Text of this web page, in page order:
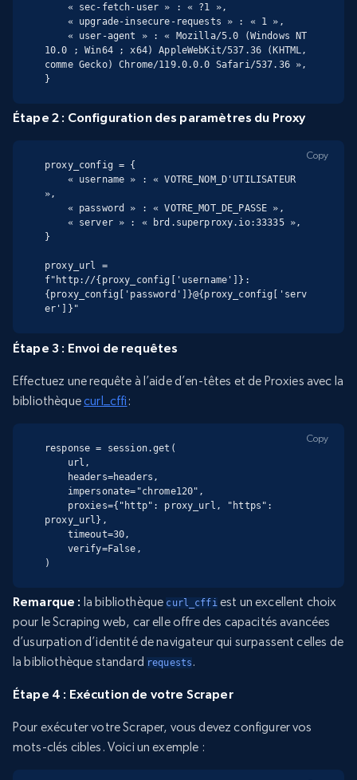
10.0 ; Win64 ; x64) AppleWebKit/537.36 (KHTML,
comme Gecko) Chrome/119.0.0.0 Safari/537.36 »,
}
Étape 2 : Configuration des paramètres du Proxy
proxy_config = {
»,
}
proxy_url =
f"http://{proxy_config['username']}:
{proxy_config['password']}@{proxy_config['serv
er']}"
Copy
Étape 3 : Envoi de requêtes
Effectuez une requête à l’aide d’en-têtes et de Proxies avec la
bibliothèquecurl_cffi :
response = session.get(
proxy_url},
)
Copy
Remarque : la bibliothèque curl_cffiest un excellent choix
pour le Scraping web, car elle offre des capacités avancées
d’usurpation d’identité de navigateur qui surpassent celles de
la bibliothèque standard requests .
Étape 4 : Exécution de votre Scraper
Pour exécuter votre Scraper, vous devez configurer vos
mots-clés cibles. Voici un exemple :